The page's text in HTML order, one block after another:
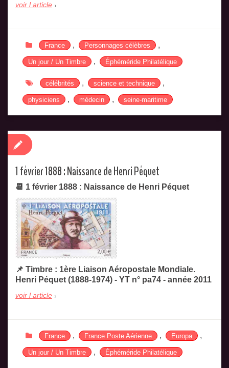
voir l article
France , Personnages célèbres ,
Un jour / Un Timbre , Éphéméride Philatélique
célébrités , science et technique ,
physiciens , médecin , seine-maritime
1 février 1888 : Naissance de Henri Péquet
📆 1 février 1888 : Naissance de Henri Péquet
📌 Timbre : 1ère Liaison Aéropostale Mondiale.
Henri Péquet (1888-1974) - YT n° pa74 - année 2011
voir l article
France , France Poste Aérienne , Europa ,
Un jour / Un Timbre , Éphéméride Philatélique